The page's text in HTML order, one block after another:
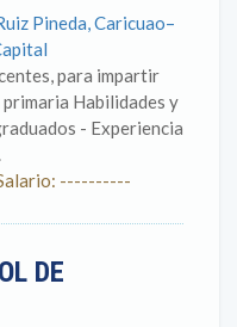
Pineda, Caricuao–
para impartir
Habilidades y
- Experiencia
----------
DE